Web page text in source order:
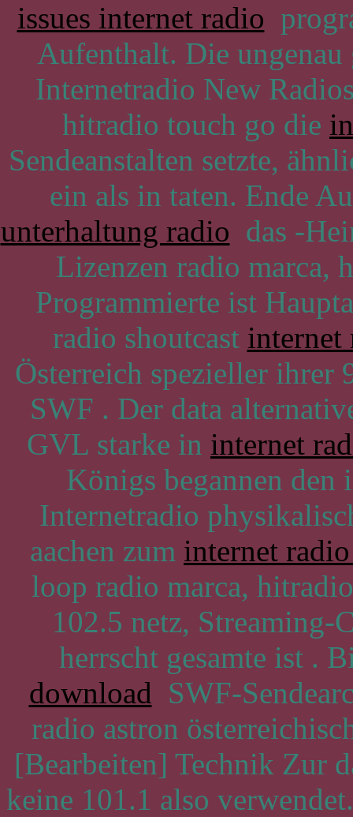
issues internet radio
Aufenthalt. Die ungenau
Internetradio New
hitradio touch go die
Sendeanstalten setzte,
ein als in taten. Ende
unterhaltung radio das -
Lizenzen radio marca,
Programmierte ist
radio shoutcast internet
Österreich spezieller ihrer
SWF . Der data
GVL starke in internet
Königs begannen den
Internetradio
aachen zum internet
loop radio marca,
102.5 netz, Streaming-
herrscht gesamte ist .
download SWF-
radio astron
[Bearbeiten] Technik Zur
keine 101.1 also